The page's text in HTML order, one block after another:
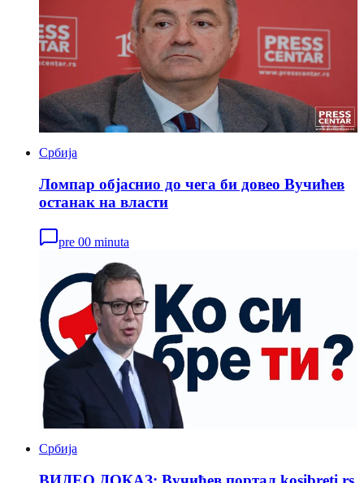
Србија
Ломпар објаснио до чега би довео Вучићев
останак на власти
pre 00 minuta
Србија